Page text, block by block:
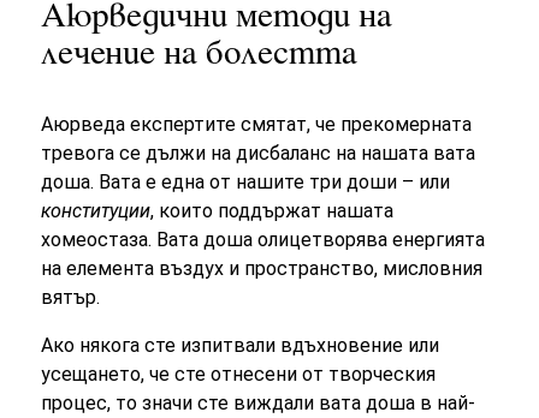
Аюрведични методи на
лечение на болестта
Аюрведа експертите смятат, че прекомерната
тревога се дължи на дисбаланс на нашата вата
доша. Вата е една от нашите три доши – или
конституции, които поддържат нашата
хомеостаза. Вата доша олицетворява енергията
на елемента въздух и пространство, мисловния
вятър.
Ако някога сте изпитвали вдъхновение или
усещането, че сте отнесени от творческия
процес, то значи сте виждали вата доша в най-